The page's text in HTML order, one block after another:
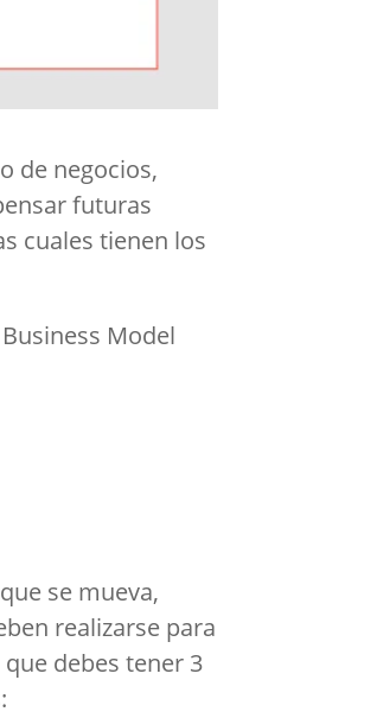
de negocios,
futuras
cuales tienen los
Model
se mueva,
realizarse para
debes tener 3